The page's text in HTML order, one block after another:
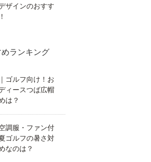
ザインのおすす
ランキング
ゴルフ向け！お
ィースつば広帽
は？
調服・ファン付
ゴルフの暑さ対
なのは？